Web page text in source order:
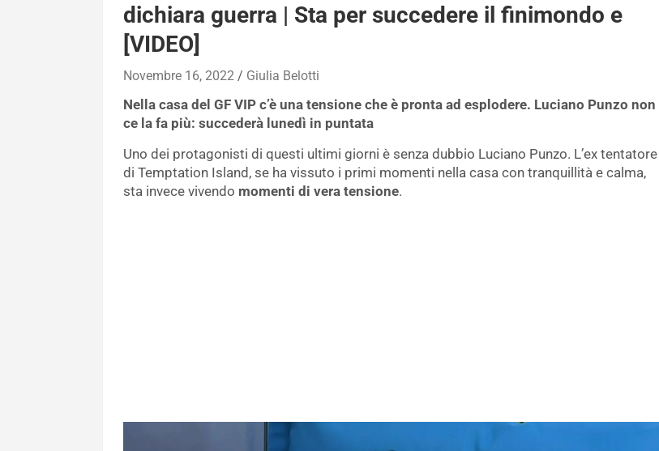
dichiara guerra | Sta per succedere il finimondo e
[VIDEO]
Novembre 16, 2022 Giulia Belotti
Nella casa del GF VIP c’è una tensione che è pronta ad esplodere. Luciano Punzo non
ce la fa più: succederà lunedì in puntata
Uno dei protagonisti di questi ultimi giorni è senza dubbio Luciano Punzo. L’ex tentatore
di Temptation Island, se ha vissuto i primi momenti nella casa con tranquillità e calma,
sta invece vivendo momenti di vera tensione.